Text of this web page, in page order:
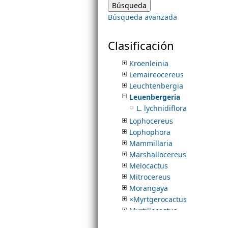
m
e
n
u
Búsqueda avanzada
Clasificación
Hatiora
Homalocephala
Kadenicarpus
Kimnachia
Kroenleinia
Lemaireocereus
Leuchtenbergia
Leuenbergeria
L. lychnidiflora
Lophocereus
Lophophora
Mammillaria
Marshallocereus
Melocactus
Mitrocereus
Morangaya
×Myrtgerocactus
Myrtillocactus